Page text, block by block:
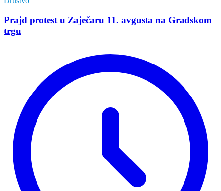
Prajd protest u Zaječaru 11. avgusta na Gradskom
trgu